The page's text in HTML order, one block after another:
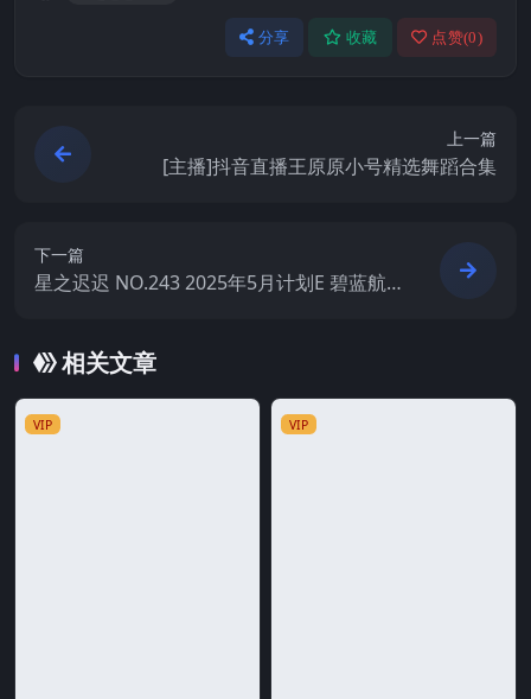
分享 收藏 点赞(0)
上一篇
[主播]抖音直播王原原小号精选舞蹈合集
下一篇
星之迟迟 NO.243 2025年5月计划E 碧蓝航
相关文章
VIP VIP